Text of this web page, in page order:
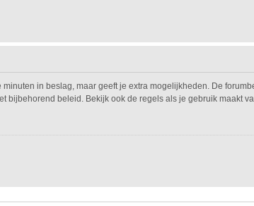
in beslag, maar geeft je extra mogelijkheden. De
beleid. Bekijk ook de regels als je gebruik maakt